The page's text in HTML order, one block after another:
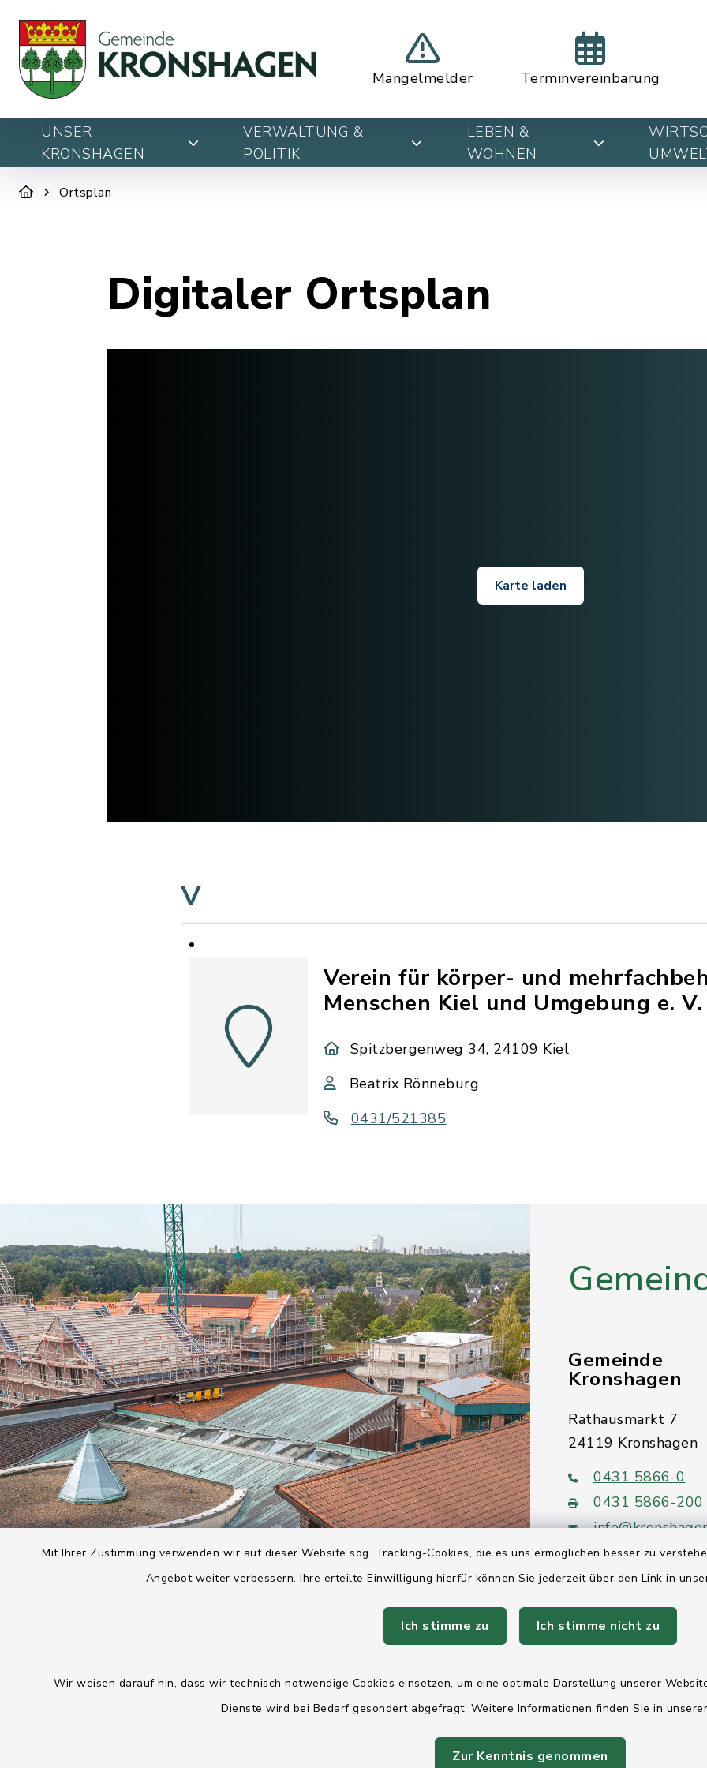
Mit Ihrer Zustimmung verwenden wir auf dieser Website sog. Tracking-Cookies, die es uns ermöglichen besser zu
Angebot weiter verbessern. Ihre erteilte Einwilligung hierfür können Sie jederzeit über den Link in
Ich stimme zu Ich stimme nicht zu
Wir weisen darauf hin, dass wir technisch notwendige Cookies einsetzen, um eine optimale Darstellung unserer
Dienste wird bei Bedarf gesondert abgefragt. Weitere Informationen finden Sie in
Zur Kenntnis genommen
Mängelmelder Terminvereinbarung
UNSER
KRONSHAGEN
VERWALTUNG &
POLITIK
LEBEN &
WOHNEN
Ortsplan
Digitaler Ortsplan
Karte laden
V
Verein für körper- und
Menschen Kiel und Umgebung e. V.
Spitzbergenweg 34, 24109 Kiel
Beatrix Rönneburg
0431/521385
Gemeinde
Kronshagen
Rathausmarkt 7
24119 Kronshagen
0431 5866-0
0431 5866-200
Quicklinks
Ihre
Landesregierung
Kreis Rendsburg-